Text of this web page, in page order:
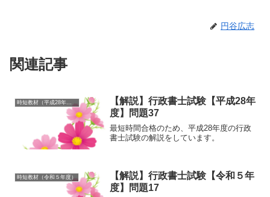
円谷広志
関連記事
時短教材（平成28年度）
【解説】行政書士試験【平成28年
度】問題37
最短時間合格のため、平成28年度の行政
書士試験の解説をしています。
時短教材（令和５年度）
【解説】行政書士試験【令和５年
度】問題17